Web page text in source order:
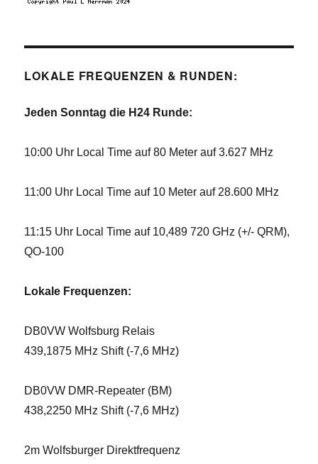
LOKALE FREQUENZEN & RUNDEN:
Jeden Sonntag die H24 Runde:
10:00 Uhr Local Time auf 80 Meter auf 3.627 MHz
11:00 Uhr Local Time auf 10 Meter auf 28.600 MHz
11:15 Uhr Local Time auf 10,489 720 GHz (+/- QRM),
QO-100
Lokale Frequenzen:
DB0VW Wolfsburg Relais
439,1875 MHz Shift (-7,6 MHz)
DB0VW DMR-Repeater (BM)
438,2250 MHz Shift (-7,6 MHz)
2m Wolfsburger Direktfrequenz